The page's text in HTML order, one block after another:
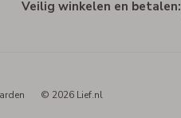
Veilig winkelen en betalen:
© 2026 Lief.nl